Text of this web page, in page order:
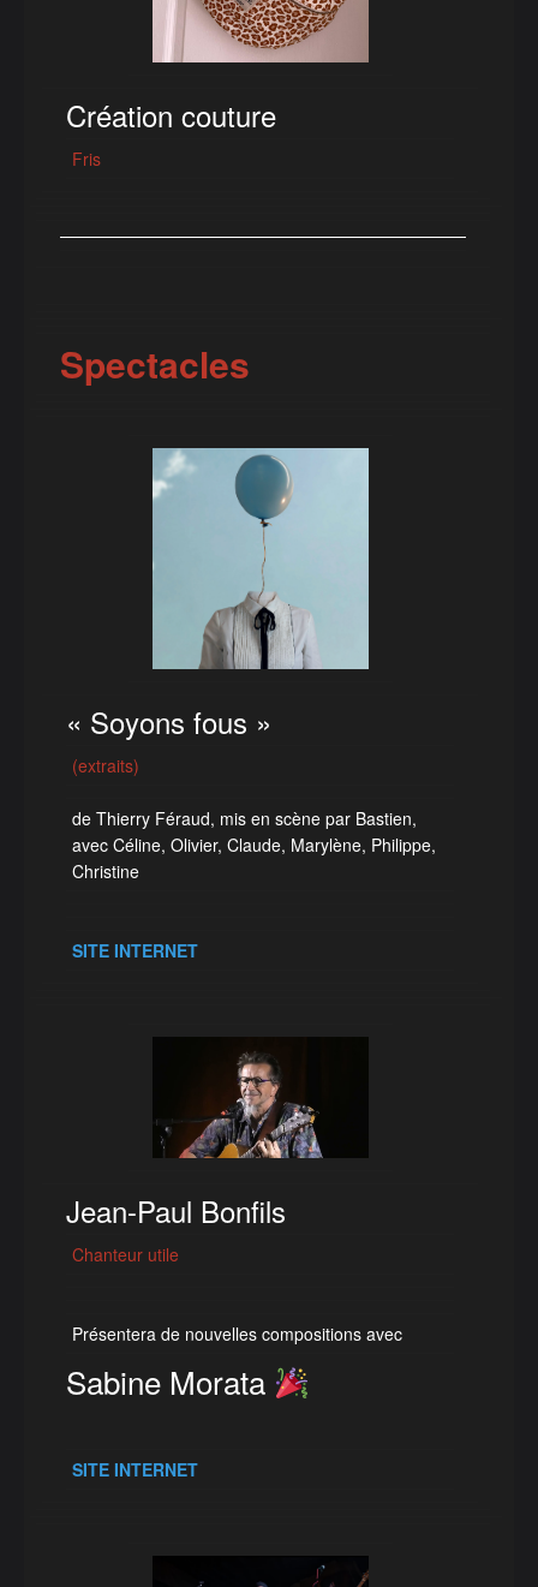
Création couture
Fris
Spectacles
« Soyons fous »
(extraits)
de Thierry Féraud, mis en scène par Bastien,
avec Céline, Olivier, Claude, Marylène, Philippe,
Christine
SITE INTERNET
Jean-Paul Bonfils
Chanteur utile
Présentera de nouvelles compositions avec
Sabine Morata
SITE INTERNET